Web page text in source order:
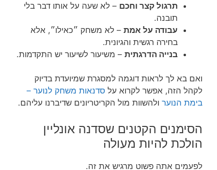
תרגול קצר וחכם – לא שעה על אותו דבר בלי
תובנה.
עבודה על אמת – לא משחק ״כאילו״, אלא
בחירה רגשית והגיונית.
בנייה הדרגתית – משיעור לשיעור יש התקדמות.
ואם בא לך לראות דוגמה למסגרת שמיועדת בדיוק
לקהל הזה, אפשר לקרוא על סדנאות משחק לנוער –
בימת הנוער ולהשוות מול הקריטריונים שדיברנו עליהם.
הסימנים הקטנים שסדנה אונליין
הולכת להיות מעולה
לפעמים אתה פשוט מרגיש את זה.